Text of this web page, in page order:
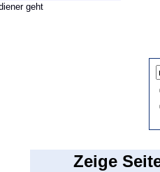
geht
Zeige